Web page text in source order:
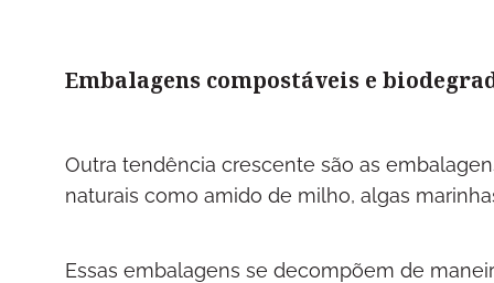
Embalagens compostáveis e
Outra tendência crescente são as
naturais como amido de milho, algas
Essas embalagens se decompõem de